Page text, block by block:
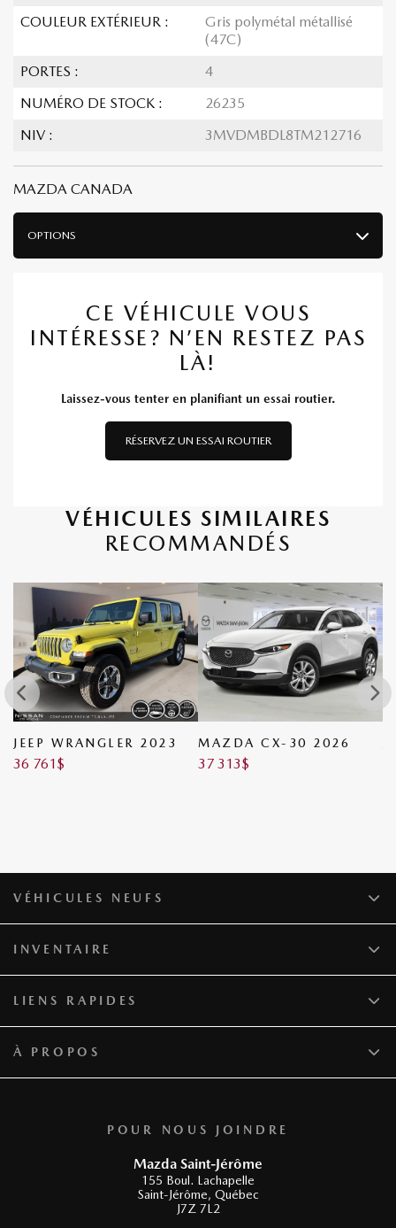
COULEUR EXTÉRIEUR :
Gris polymétal métallisé
(47C)
PORTES :
4
NUMÉRO DE STOCK :
26235
NIV :
3MVDMBDL8TM212716
MAZDA CANADA
OPTIONS
CE VÉHICULE VOUS
INTÉRESSE? N’EN RESTEZ PAS
LÀ!
Laissez-vous tenter en planifiant un essai routier.
RÉSERVEZ UN ESSAI ROUTIER
VÉHICULES SIMILAIRES
RECOMMANDÉS
JEEP WRANGLER 2023
36 761$
MAZDA CX-30 2026
37 313$
POUR NOUS JOINDRE
Mazda Saint-Jérôme
155 Boul. Lachapelle
Saint-Jérôme, Québec
J7Z 7L2
VÉHICULES NEUFS
INVENTAIRE
LIENS RAPIDES
À PROPOS